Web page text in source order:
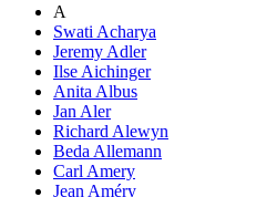
A
Swati Acharya
Jeremy Adler
Ilse Aichinger
Anita Albus
Jan Aler
Richard Alewyn
Beda Allemann
Carl Amery
Jean Améry